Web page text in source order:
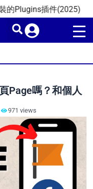
插件(2025) 2025
Page嗎？和個人
971 views